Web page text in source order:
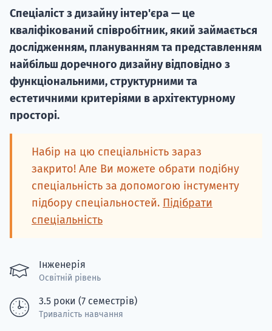
Спеціаліст з дизайну інтер'єра — це
кваліфікований співробітник, який займається
дослідженням, плануванням та представленням
найбільш доречного дизайну відповідно з
функціональними, структурними та
естетичними критеріями в архітектурному
просторі.
Набір на цю спеціальність зараз
закрито! Але Ви можете обрати подібну
спеціальність за допомогою інстументу
підбору спеціальностей. Підібрати
спеціальність
Інженерія
Освітній рівень
3.5 роки (7 семестрів)
Тривалість навчання